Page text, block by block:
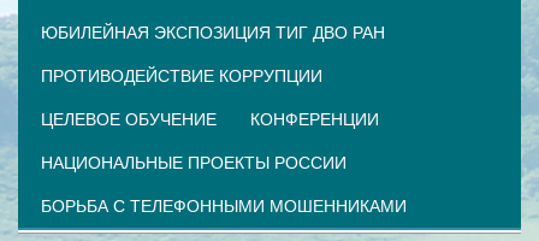
ЮБИЛЕЙНАЯ ЭКСПОЗИЦИЯ ТИГ ДВО РАН
ПРОТИВОДЕЙСТВИЕ КОРРУПЦИИ
ЦЕЛЕВОЕ ОБУЧЕНИЕ КОНФЕРЕНЦИИ
НАЦИОНАЛЬНЫЕ ПРОЕКТЫ РОССИИ
БОРЬБА С ТЕЛЕФОННЫМИ МОШЕННИКАМИ